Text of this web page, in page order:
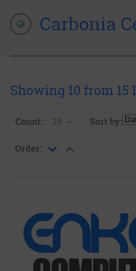
Carbonia
Showing 10 from 15
Count: 10 Sort by:
Order: